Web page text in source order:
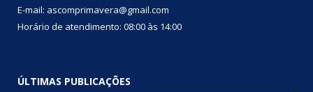
E-mail: ascomprimavera@gmail.com
Horário de atendimento: 08:00 às 14:00
ÚLTIMAS PUBLICAÇÕES